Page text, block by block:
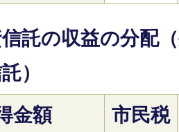
託の収益の分配
）
金額
市民税